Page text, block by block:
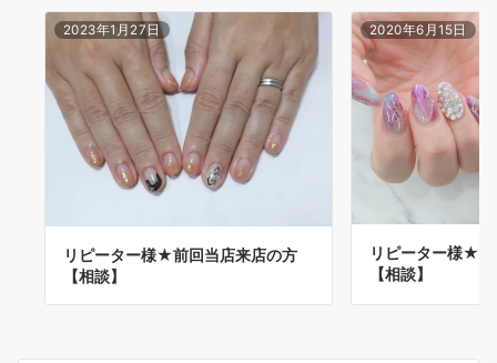
2023年1月27日
リピーター様★前回当店来店の方
【相談】
2020年6月15日
リピーター様★
【相談】